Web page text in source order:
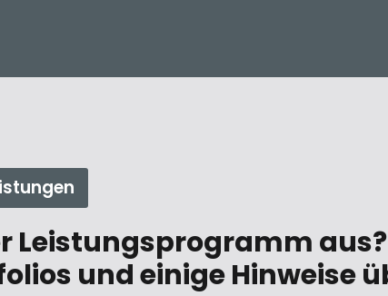
Leistungsprogramm
und einige Hinweise